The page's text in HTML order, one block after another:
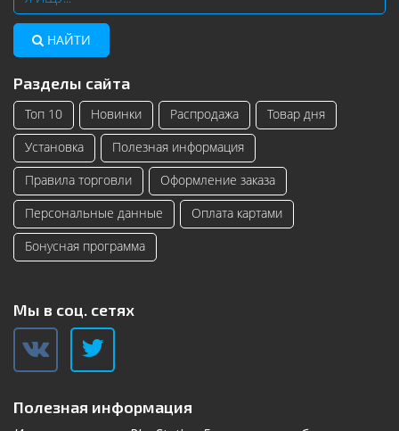
НАЙТИ
Разделы сайта
Топ 10 Новинки Распродажа
Товар дня
Установка
Полезная информация
Правила торговли
Оформление заказа
Персональные данные
Оплата картами
Бонусная программа
Мы в соц. сетях
Полезная информация